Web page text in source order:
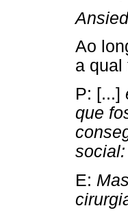
Ao
a qual
P: [...]
que
E: